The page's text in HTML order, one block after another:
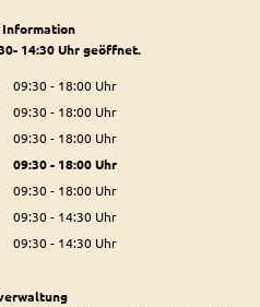
Information
14:30 Uhr geöffnet.
09:30- 18:00Uhr
Von 09:30 bis 18:00 Uhr
09:30- 18:00Uhr
Von 09:30 bis 18:00 Uhr
09:30- 18:00Uhr
Von 09:30 bis 18:00 Uhr
09:30- 18:00Uhr
Von 09:30 bis 18:00 Uhr
09:30- 18:00Uhr
Von 09:30 bis 18:00 Uhr
09:30- 14:30Uhr
Von 09:30 bis 14:30 Uhr
09:30- 14:30Uhr